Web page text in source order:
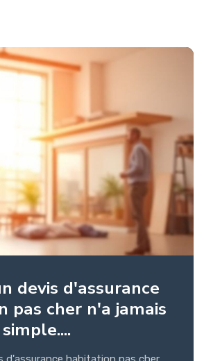
devis d'assurance
pas cher n'a jamais